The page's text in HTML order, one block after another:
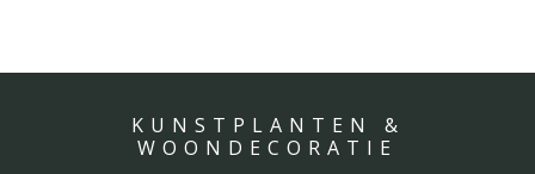
KUNSTPLANTEN &
WOONDECORATIE